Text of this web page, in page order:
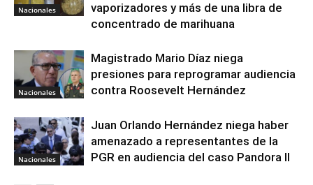
Nacionales
vaporizadores y más de una libra de
concentrado de marihuana
Nacionales
Magistrado Mario Díaz niega
presiones para reprogramar audiencia
contra Roosevelt Hernández
Nacionales
Juan Orlando Hernández niega haber
amenazado a representantes de la
PGR en audiencia del caso Pandora II